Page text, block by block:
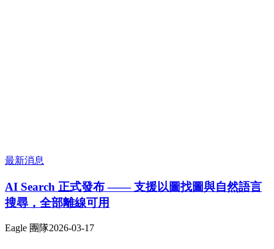
最新消息
AI Search 正式發布 —— 支援以圖找圖與自然語言
搜尋，全部離線可用
Eagle 團隊2026-03-17